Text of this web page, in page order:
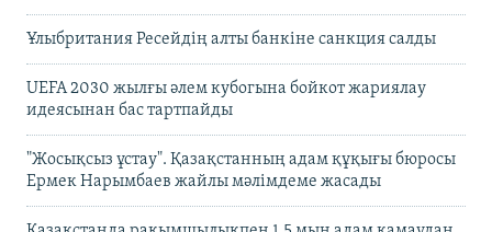
Ұлыбритания Ресейдің алты банкіне санкция салды
UEFA 2030 жылғы әлем кубогына бойкот жариялау
идеясынан бас тартпайды
"Жосықсыз ұстау". Қазақстанның адам құқығы бюросы
Ермек Нарымбаев жайлы мәлімдеме жасады